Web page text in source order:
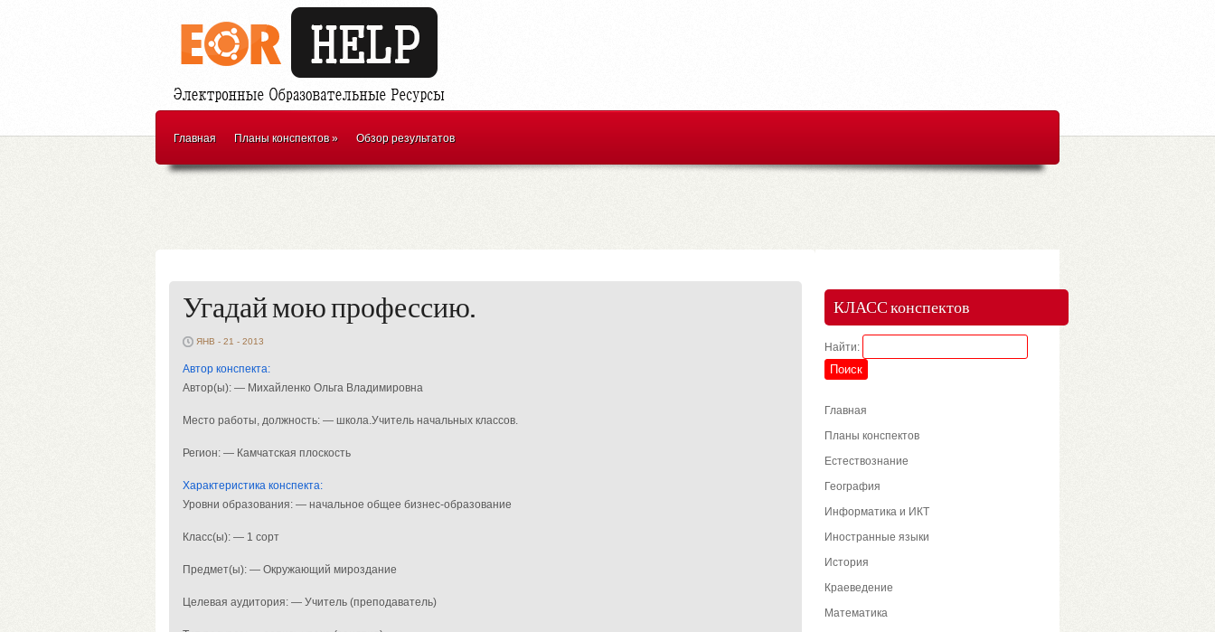
Главная Планы конспектов» Обзор результатов
Угадай мою профессию.
ЯНВ - 21 - 2013
Автор конспекта:
Автор(ы): — Михайленко Ольга Владимировна
Место работы, должность: — школа.Учитель начальных классов.
Регион: — Камчатская плоскость
Характеристика конспекта:
Уровни образования: — начальное общее бизнес-образование
Класс(ы): — 1 сорт
Предмет(ы): — Окружающий мироздание
Целевая аудитория: — Учитель (преподаватель)
КЛАСС конспектов
Найти:
Главная
Планы конспектов
Естествознание
География
Информатика и ИКТ
Иностранные языки
История
Краеведение
Математика